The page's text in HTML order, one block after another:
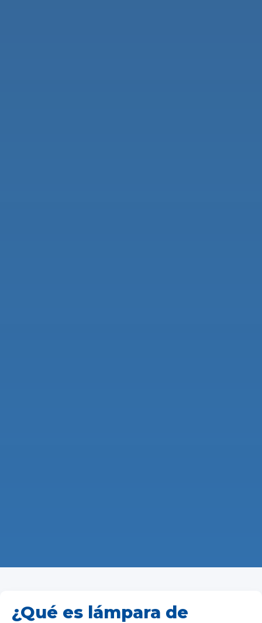
¿Qué es lámpara de